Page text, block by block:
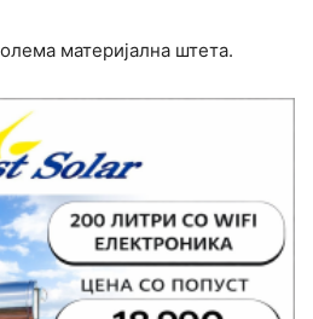
материјална штета.